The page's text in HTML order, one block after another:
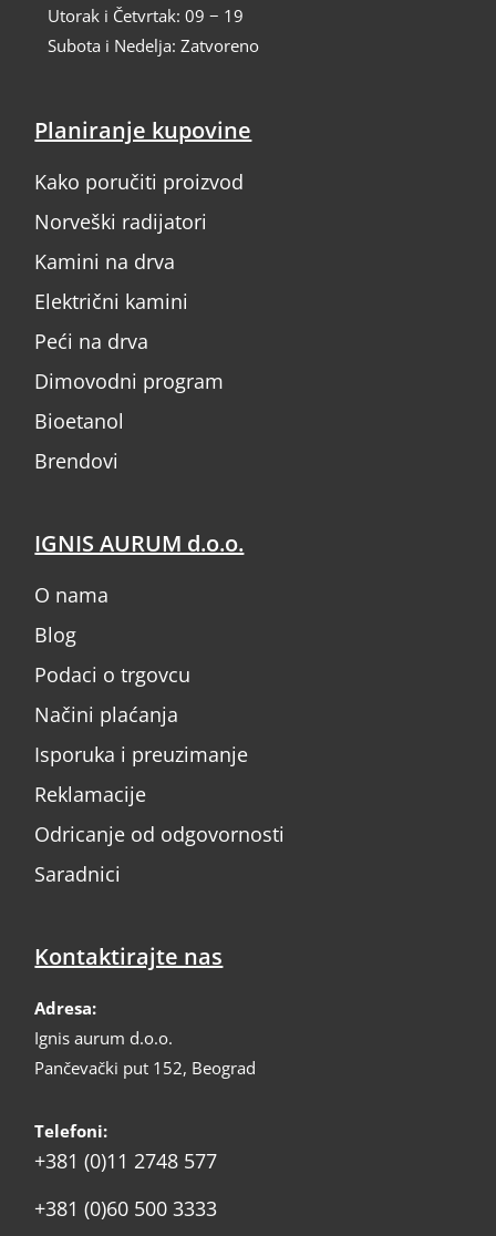
Utorak i Četvrtak: 09 − 19
Subota i Nedelja: Zatvoreno
Planiranje kupovine
Kako poručiti proizvod
Norveški radijatori
Kamini na drva
Električni kamini
Peći na drva
Dimovodni program
Bioetanol
Brendovi
IGNIS AURUM d.o.o.
O nama
Blog
Podaci o trgovcu
Načini plaćanja
Isporuka i preuzimanje
Reklamacije
Odricanje od odgovornosti
Saradnici
Kontaktirajte nas
Adresa:
Ignis aurum d.o.o.
Pančevački put 152, Beograd
Telefoni:
+381 (0)11 2748 577
+381 (0)60 500 3333